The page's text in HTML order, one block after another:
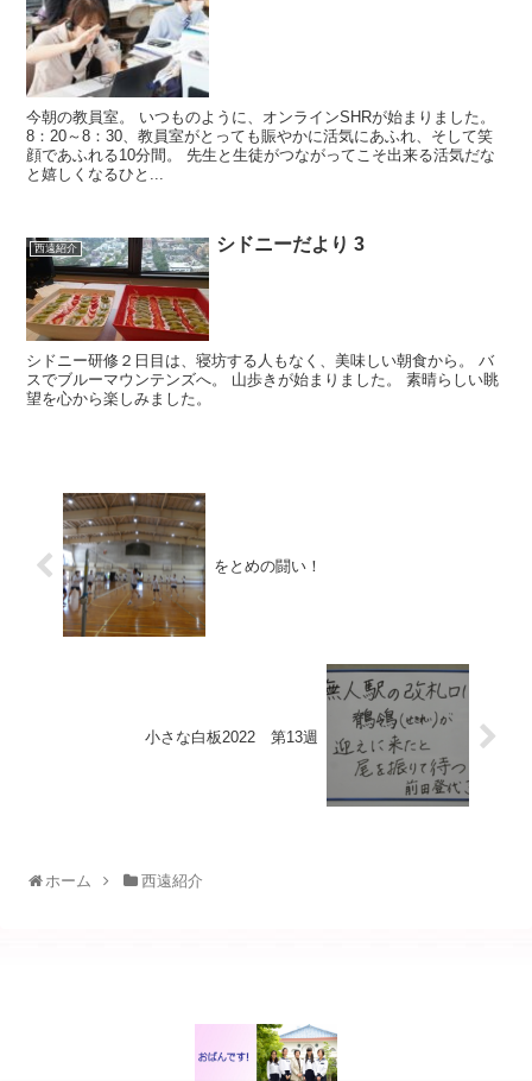
今朝の教員室。 いつものように、オンラインSHRが始まりました。
8：20～8：30、教員室がとっても賑やかに活気にあふれ、そして笑
顔であふれる10分間。 先生と生徒がつながってこそ出来る活気だな
と嬉しくなるひと...
西遠紹介 シドニーだより 3
シドニー研修２日目は、寝坊する人もなく、美味しい朝食から。 バ
スでブルーマウンテンズへ。 山歩きが始まりました。 素晴らしい眺
望を心から楽しみました。
をとめの闘い！
小さな白板2022 第13週
ホーム 西遠紹介